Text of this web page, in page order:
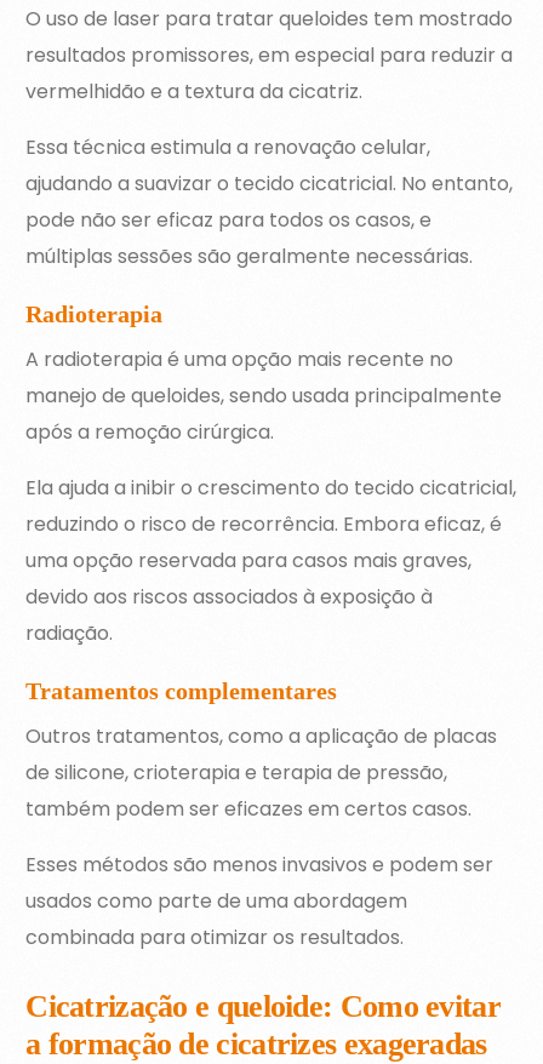
O uso de laser para tratar queloides tem mostrado
resultados promissores, em especial para reduzir a
vermelhidão e a textura da cicatriz.
Essa técnica estimula a renovação celular,
ajudando a suavizar o tecido cicatricial. No entanto,
pode não ser eficaz para todos os casos, e
múltiplas sessões são geralmente necessárias.
Radioterapia
A radioterapia é uma opção mais recente no
manejo de queloides, sendo usada principalmente
após a remoção cirúrgica.
Ela ajuda a inibir o crescimento do tecido cicatricial,
reduzindo o risco de recorrência. Embora eficaz, é
uma opção reservada para casos mais graves,
devido aos riscos associados à exposição à
radiação.
Tratamentos complementares
Outros tratamentos, como a aplicação de placas
de silicone, crioterapia e terapia de pressão,
também podem ser eficazes em certos casos.
Esses métodos são menos invasivos e podem ser
usados como parte de uma abordagem
combinada para otimizar os resultados.
Cicatrização e queloide: Como evitar
a formação de cicatrizes exageradas